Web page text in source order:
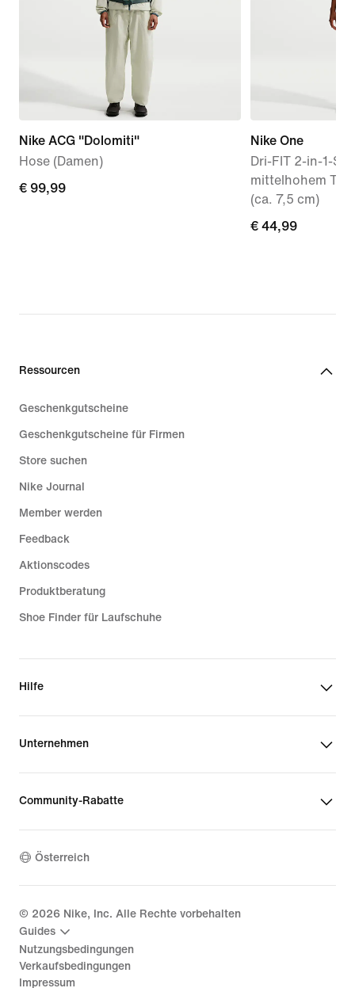
Nike ACG "Dolomiti"
Hose (Damen)
€ 99,99
€ 99,99
Nike One
Dri-FIT 2-in-1-
mittelhohem
(ca. 7,5 cm)
€ 44,99
€ 44,99
Ressourcen
Geschenkgutscheine
Geschenkgutscheine für Firmen
Store suchen
Nike Journal
Member werden
Feedback
Aktionscodes
Produktberatung
Shoe Finder für Laufschuhe
Hilfe
Unternehmen
Community-Rabatte
Österreich
© 2026 Nike, Inc. Alle Rechte vorbehalten
Guides
Nutzungsbedingungen
Verkaufsbedingungen
Impressum